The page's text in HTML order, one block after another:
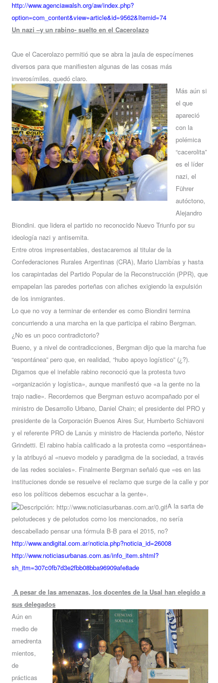
http://www.agenciawalsh.org/aw/index.php?
option=com_content&view=article&id=9562&Itemid=74
Un nazi –y un rabino- suelto en el Cacerolazo
Que el Cacerolazo permitió que se abra la jaula de especímenes
diversos para que manifiesten algunas de las cosas más
inverosímiles, quedó claro.
Más aún si
el que
apareció
con la
polémica
“cacerolita”
es el líder
nazi, el
Führer
autóctono,
Alejandro
Biondini. que lidera el partido no reconocido Nuevo Triunfo por su
ideología nazi y antisemita.
Entre otros impresentables, destacaremos al titular de la
Confederaciones Rurales Argentinas (CRA), Mario Llambías y hasta
los carapintadas del Partido Popular de la Reconstrucción (PPR), que
empapelan las paredes porteñas con afiches exigiendo la expulsión
de los inmigrantes.
Lo que no voy a terminar de entender es como Biondini termina
concurriendo a una marcha en la que participa el rabino Bergman.
¿No es un poco contradictorio?
Bueno, y a nivel de contradicciones, Bergman dijo que la marcha fue
“espontánea” pero que, en realidad, “hubo apoyo logístico” (¿?).
Digamos que el inefable rabino reconoció que la protesta tuvo
«organización y logística», aunque manifestó que «a la gente no la
trajo nadie». Recordemos que Bergman estuvo acompañado por el
ministro de Desarrollo Urbano, Daniel Chain; el presidente del PRO y
presidente de la Corporación Buenos Aires Sur, Humberto Schiavoni
y el referente PRO de Lanús y ministro de Hacienda porteño, Néstor
Grindetti. El rabino había calificado a la protesta como «espontánea»
y la atribuyó al «nuevo modelo y paradigma de la sociedad, a través
de las redes sociales». Finalmente Bergman señaló que «es en las
instituciones donde se resuelve el reclamo que surge de la calle y por
eso los políticos debemos escuchar a la gente».
A la sarta de
pelotudeces y de pelotudos como los mencionados, no sería
descabellado pensar una fórmula B-B para el 2015, no?
http://www.andigital.com.ar/noticia.php?noticia_id=26008
http://www.noticiasurbanas.com.as/info_item.shtml?
sh_itm=307c0fb7d3e2fbb08bba96909afe8ade
A pesar de las amenazas, los docentes de la Usal han elegido a
sus delegados
Aún en
medio de
amedrenta
mientos,
de
prácticas